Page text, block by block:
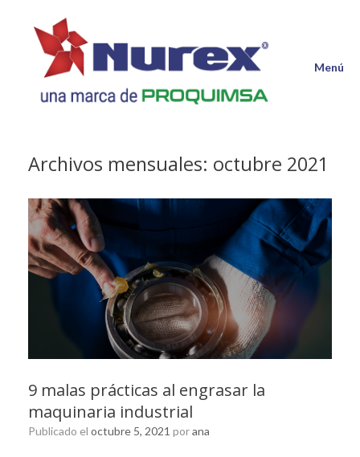
contenido
Menú
Archivos mensuales: octubre 2021
9 malas prácticas al engrasar la
maquinaria industrial
Publicado el octubre 5, 2021 porana